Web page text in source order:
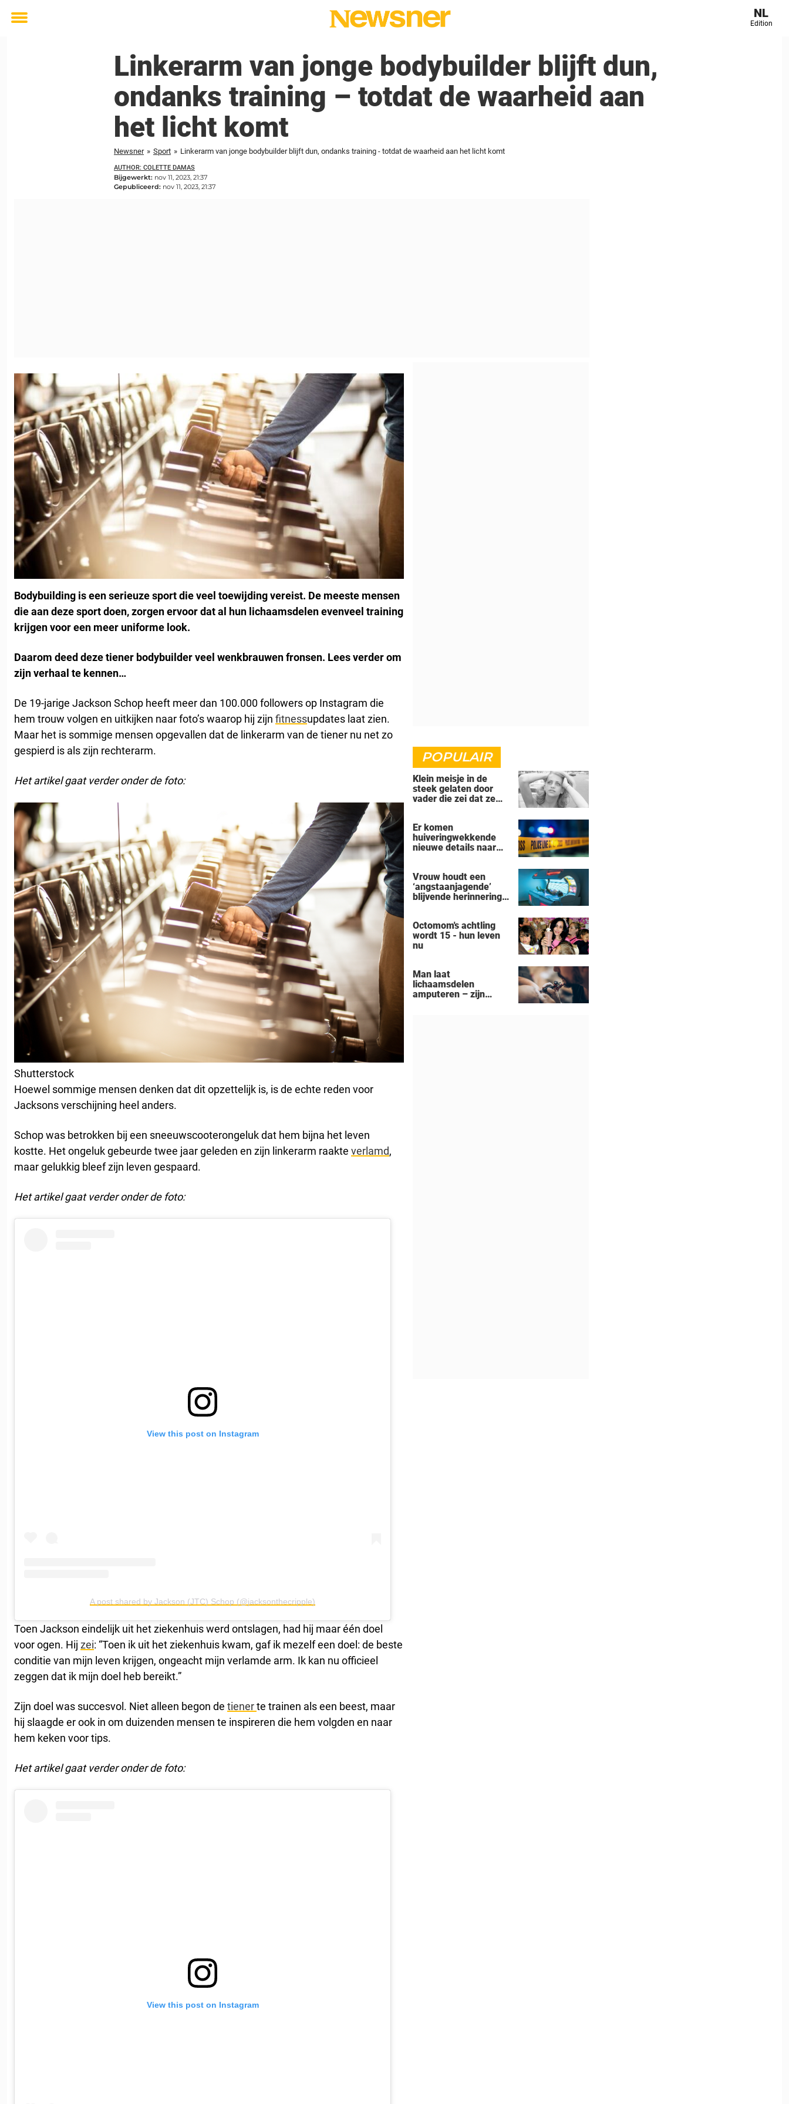
Toggle
NL
Edition
Linkerarm van jonge bodybuilder blijft dun,
ondanks training – totdat de waarheid aan
het licht komt
Newsner » Sport » Linkerarm van jonge bodybuilder blijft dun, ondanks training - totdat de waarheid aan het licht komt
AUTHOR: COLETTE DAMAS
Bijgewerkt: nov 11, 2023, 21:37
Gepubliceerd: nov 11, 2023, 21:37
Bodybuilding is een serieuze sport die veel toewijding vereist. De meeste mensen
die aan deze sport doen, zorgen ervoor dat al hun lichaamsdelen evenveel training
krijgen voor een meer uniforme look.
Daarom deed deze tiener bodybuilder veel wenkbrauwen fronsen. Lees verder om
zijn verhaal te kennen…
De 19-jarige Jackson Schop heeft meer dan 100.000 followers op Instagram die
hem trouw volgen en uitkijken naar foto’s waarop hij zijn fitnessupdates laat zien.
Maar het is sommige mensen opgevallen dat de linkerarm van de tiener nu net zo
gespierd is als zijn rechterarm.
Het artikel gaat verder onder de foto:
Shutterstock
Hoewel sommige mensen denken dat dit opzettelijk is, is de echte reden voor
Jacksons verschijning heel anders.
Schop was betrokken bij een sneeuwscooterongeluk dat hem bijna het leven
kostte. Het ongeluk gebeurde twee jaar geleden en zijn linkerarm raakte verlamd,
maar gelukkig bleef zijn leven gespaard.
Het artikel gaat verder onder de foto:
View this post on Instagram
A post shared by Jackson (JTC) Schop (@jacksonthecripple)
Toen Jackson eindelijk uit het ziekenhuis werd ontslagen, had hij maar één doel
voor ogen. Hij zei: “Toen ik uit het ziekenhuis kwam, gaf ik mezelf een doel: de beste
conditie van mijn leven krijgen, ongeacht mijn verlamde arm. Ik kan nu officieel
zeggen dat ik mijn doel heb bereikt.”
Zijn doel was succesvol. Niet alleen begon de tienerte trainen als een beest, maar
hij slaagde er ook in om duizenden mensen te inspireren die hem volgden en naar
hem keken voor tips.
Het artikel gaat verder onder de foto:
View this post on Instagram
POPULAIR
Klein meisje in de
steek gelaten door
vader die zei dat ze
actrice
Er komen
huiveringwekkende
nieuwe details naar
zelfmoord door een
man uit Michigan op
een gezin van zeven
Vrouw houdt een
‘angstaanjagende’
blijvende herinnering
zonnebank
Octomom's achtling
wordt 15 - hun leven
nu
Man laat
lichaamsdelen
amputeren – zijn